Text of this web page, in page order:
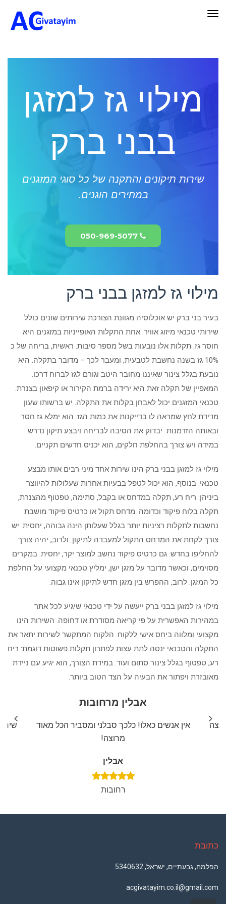
תפריט
מילוי גז למזגן
בבני ברק
שירות תיקונים והתקנה של כל סוגי המזגנים
במחירים הוגנים.
050-969-5077
מילוי גז למזגן בבני ברק
בעיר בני ברק יש אוכלוסיה מגוונת הצורכת שירותים שונים כולל
שירותי טכנאי מיזוג אוויר. אחת התקלות האופייניות במזגנים היא
חוסר גז. תקלות אלו נובעות בשל מספר סיבות. ראשית, בריחה של כ
10% גז בשנה נחשבת לטבעית, ומעבר לכך – מדובר בתקלה. היא
נובעת בגלל צינור שאיננו מחובר היטב וגורם לגז לברוח דרכו.
המאפיין של תקלה זאת היא ירידה ברמת הקירור או קיפאון בצנרת.
טכנאי המזגנים יכול לאבחן בקלות את התקלה. יש ברשותו שעון
מדידת לחץ שמראה לו בדייקנות את כמות הגז. הוא ימלא גז חסר
ובאותה הזדמנות יבדוק את הסיבה לבריחה ויבצע תיקון נדרש.
במידה ויש צורך בהחלפת חלקים, הוא יכניס חדשים תקניים.
מילוי גז למזגן בבני ברק הינו שירות אחד מיני רבים אותו מבצע
טכנאי. בנוסף, הוא יכול לטפל בבעיות אחרות שעלולות להיווצר
ביניהן: ריח רע, תקלה במדחס או בקבל, סתימה, טפטוף מהצנרת,
תקלה בלוח פיקוד וכדומה. מדחס תקול או כרטיס פיקוד מושבת
נחשבות לתקלות רציניות יותר בגלל שעלותן הינה גבוהה, יחסית. יש
צורך לקחת את המדחס התקול למעבדה לתיקון. ולרוב, יהיה צורך
להחליפו בחדש. גם כרטיס פיקוד נחשב למוצר יקר, יחסית. במקרים
מסוימים, וכאשר מדובר על מזגן ישן, ימליץ טכנאי מקצועי על החלפת
כל המזגן. לרוב, ההפרש בין מזגן חדש לתיקון אינו גבוה.
מילוי גז למזגן בבני ברק ייעשה על ידי טכנאי שיגיע לכל אתר
במהירות האפשרית על פי קריאה מסודרת או דחופה. השירות הינו
מקצועי ומלווה ביחס אישי ללקוח. הלקוח המתקשר לשירות יתאר את
התקלה והטכנאי ינסה לתת עצות לפתרון תקלות פשוטות דוגמת: ריח
רע, טפטוף בגלל צינור סתום ועוד. במידת הצורך, הוא יגיע עם ניידת
מאובזרת ויפתור את הבעיה על הצד הטוב ביותר.
אבלין מרחובות
אין אנשים כאלו! כלכך סבלני ומסביר הכל מאוד
מרוצה!
אבלין
רחובות
כתובת:
הפלמח, גבעתיים, ישראל, 5340632
acgivatayim.co.il@gmail.com